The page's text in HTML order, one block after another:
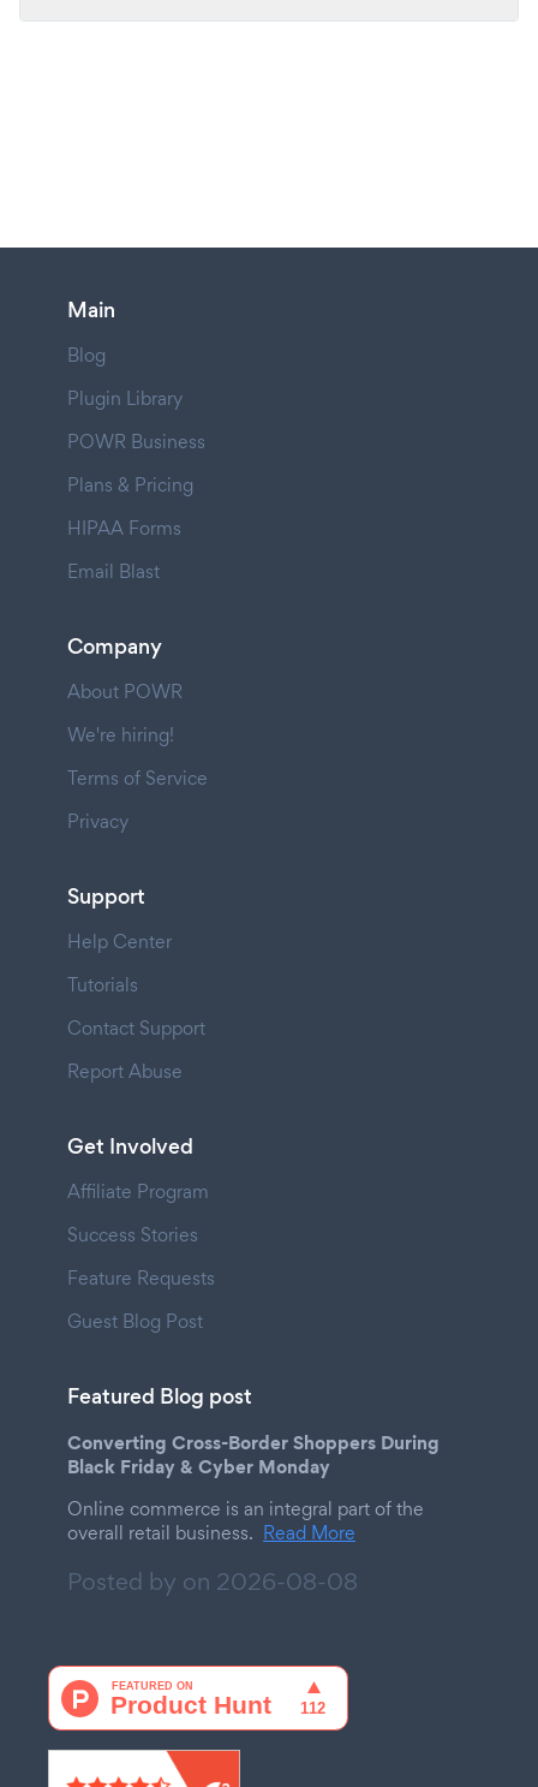
Main
Blog
Plugin Library
POWR Business
Plans & Pricing
HIPAA Forms
Email Blast
Company
About POWR
We're hiring!
Terms of Service
Privacy
Support
Help Center
Tutorials
Contact Support
Report Abuse
Get Involved
Affiliate Program
Success Stories
Feature Requests
Guest Blog Post
Featured Blog post
Converting Cross-Border Shoppers During
Black Friday & Cyber Monday
Online commerce is an integral part of the
overall retail business. Read More
Posted by on 2026-08-08